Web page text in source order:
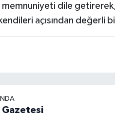
memnuniyeti dile
açısından